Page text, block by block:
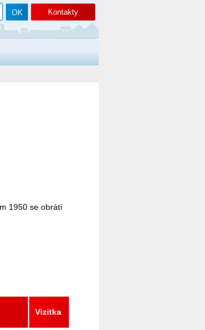
Kontakty
1950 se obrátí
Vizitka